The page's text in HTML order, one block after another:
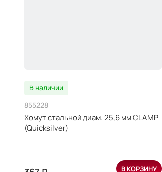
В наличии
855228
Хомут стальной диам. 25,6 мм CLAMP
(Quicksilver)
В КОРЗИНУ